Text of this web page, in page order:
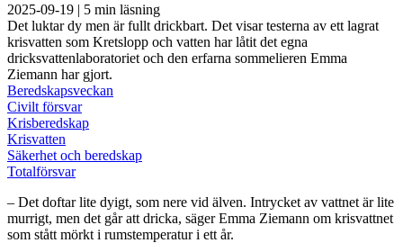
2025-09-19 | 5 min läsning
Det luktar dy men är fullt drickbart. Det visar testerna av ett lagrat
krisvatten som Kretslopp och vatten har låtit det egna
dricksvattenlaboratoriet och den erfarna sommelieren Emma
Ziemann har gjort.
Beredskapsveckan
Civilt försvar
Krisberedskap
Krisvatten
Säkerhet och beredskap
Totalförsvar
– Det doftar lite dyigt, som nere vid älven. Intrycket av vattnet är lite
murrigt, men det går att dricka, säger Emma Ziemann om krisvattnet
som stått mörkt i rumstemperatur i ett år.